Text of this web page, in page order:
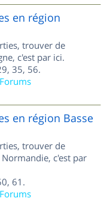
en région
trouver de
c'est par ici.
35, 56.
en région Basse
trouver de
c'est par
61.